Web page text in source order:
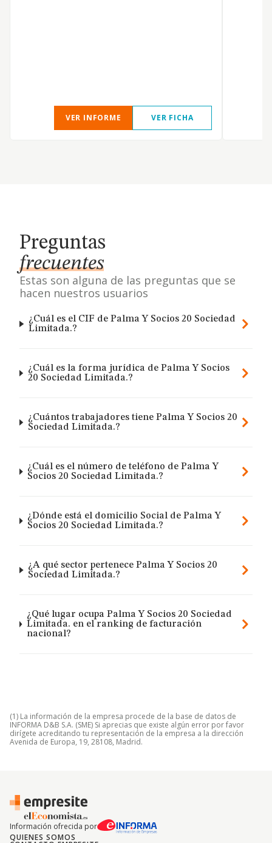
VER INFORME VER FICHA
Preguntas
frecuentes
Estas son alguna de las preguntas que se
hacen nuestros usuarios
¿Cuál es el CIF de Palma Y Socios 20 Sociedad
Limitada.?
¿Cuál es la forma jurídica de Palma Y Socios
20 Sociedad Limitada.?
¿Cuántos trabajadores tiene Palma Y Socios 20
Sociedad Limitada.?
¿Cuál es el número de teléfono de Palma Y
Socios 20 Sociedad Limitada.?
¿Dónde está el domicilio Social de Palma Y
Socios 20 Sociedad Limitada.?
¿A qué sector pertenece Palma Y Socios 20
Sociedad Limitada.?
¿Qué lugar ocupa Palma Y Socios 20 Sociedad
Limitada. en el ranking de facturación
nacional?
(1) La información de la empresa procede de la base de datos de
INFORMA D&B S.A. (SME) Si aprecias que existe algún error por favor
dirígete acreditando tu representación de la empresa a la dirección
Avenida de Europa, 19, 28108, Madrid.
Información ofrecida por
QUIENES SOMOS